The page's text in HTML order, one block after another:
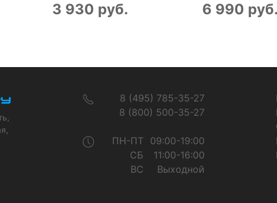
3 930 руб. 6 990 руб.
8 (495) 785-35-27
8 (800) 500-35-27
ПН-ПТ
09:00-19:00
СБ
11:00-16:00
ВС
Выходной